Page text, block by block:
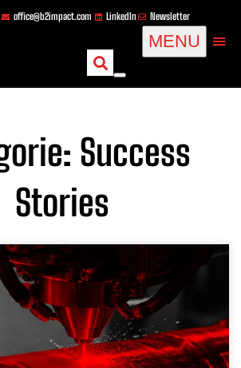
office@b2impact.com LinkedIn Newsletter
MENU
Success
Stories